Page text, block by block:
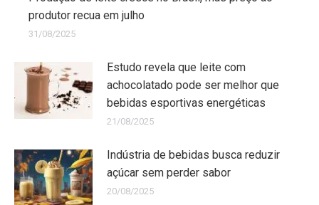
produtor recua em julho
31/08/2025
Estudo revela que leite com
achocolatado pode ser melhor que
bebidas esportivas energéticas
21/08/2025
Indústria de bebidas busca reduzir
açúcar sem perder sabor
20/08/2025